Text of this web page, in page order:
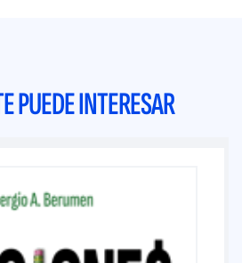
PUEDE INTERESAR